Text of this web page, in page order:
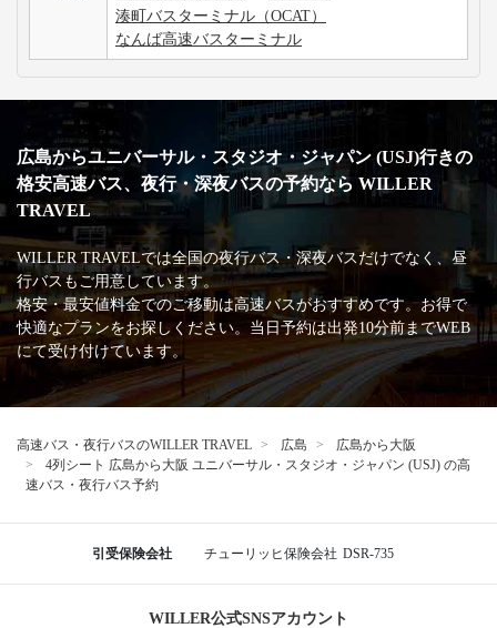
湊町バスターミナル（OCAT）
なんば高速バスターミナル
広島からユニバーサル・スタジオ・ジャパン (USJ)行きの
格安高速バス、夜行・深夜バスの予約なら WILLER
TRAVEL
WILLER TRAVELでは全国の夜行バス・深夜バスだけでなく、昼
行バスもご用意しています。
格安・最安値料金でのご移動は高速バスがおすすめです。お得で
快適なプランをお探しください。当日予約は出発10分前までWEB
にて受け付けています。
高速バス・夜行バスのWILLER TRAVEL 広島
広島から大阪
4列シート 広島から大阪 ユニバーサル・スタジオ・ジャパン (USJ) の高
速バス・夜行バス予約
引受保険会社 チューリッヒ保険会社 DSR-735
WILLER公式SNSアカウント